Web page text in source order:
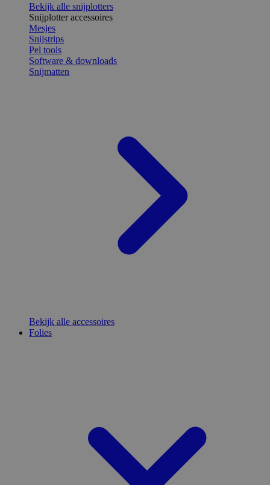
Bekijk alle snijplotters
Snijplotter accessoires
Mesjes
Snijstrips
Pel tools
Software & downloads
Snijmatten
Bekijk alle accessoires
Folies